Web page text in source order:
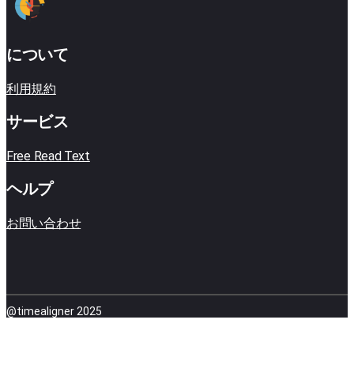
について
利用規約
サービス
Free Read Text
ヘルプ
お問い合わせ
@timealigner 2025